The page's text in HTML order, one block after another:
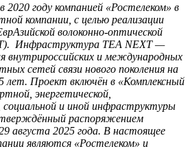
2020 году компанией «Ростелеком» в
компании, с целью реализации
волоконно-оптической
Инфраструктура TEA NEXT —
внутрироссийских и международных
сетей связи нового поколения на
лет. Проект включён в «Комплексный
энергетической,
социальной и иной инфраструктуры
распоряжением
августа 2025 года. В настоящее
являются «Ростелеком» и